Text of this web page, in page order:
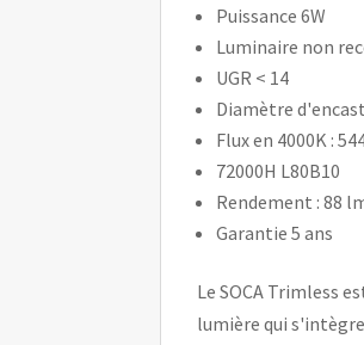
Puissance 6W
Luminaire non
UGR < 14
Diamètre
Flux en 4000K :
72000H L80B10
Rendement : 88
Garantie 5 ans
Le SOCA Trimless
lumière qui